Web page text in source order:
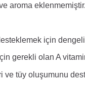
aroma eklenmemiştir.
için
gerekli olan A
ve tüy oluşumunu